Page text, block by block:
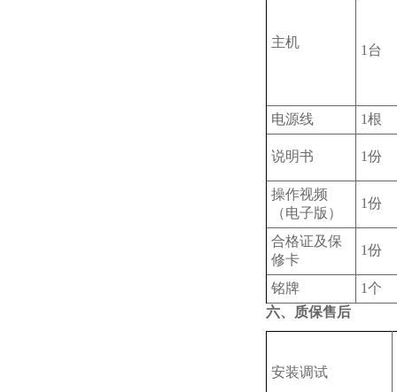
主机
1台
电源线 1根
说明书 1份
操作视频
（电子版）
1份
合格证及保
修卡
1份
铭牌
1个
六、质保售后
安装调试